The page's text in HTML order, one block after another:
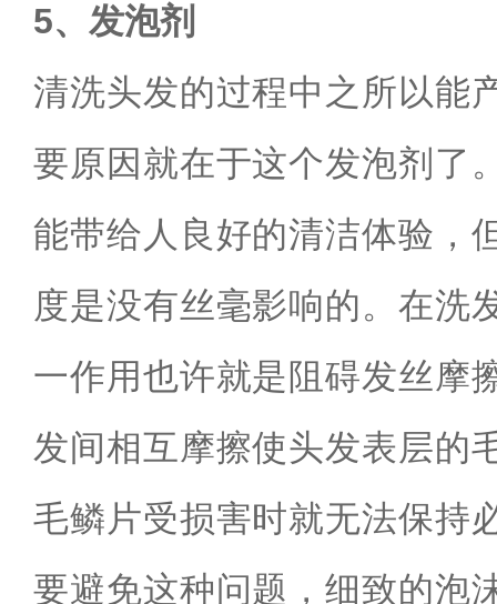
5、发泡剂
清洗头发的过程中之所以能
要原因就在于这个发泡剂了
能带给人良好的清洁体验，
度是没有丝毫影响的。在洗
一作用也许就是阻碍发丝摩
发间相互摩擦使头发表层的
毛鳞片受损害时就无法保持
要避免这种问题，细致的泡